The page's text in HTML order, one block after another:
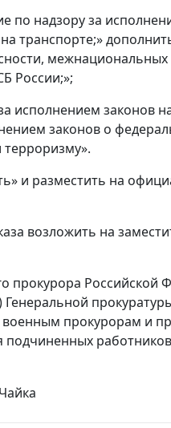
по надзору за
транспорте;»
России;»;
исполнением законов
законов о
и разместить на
возложить на
прокурора
прокурорам и
подчиненных